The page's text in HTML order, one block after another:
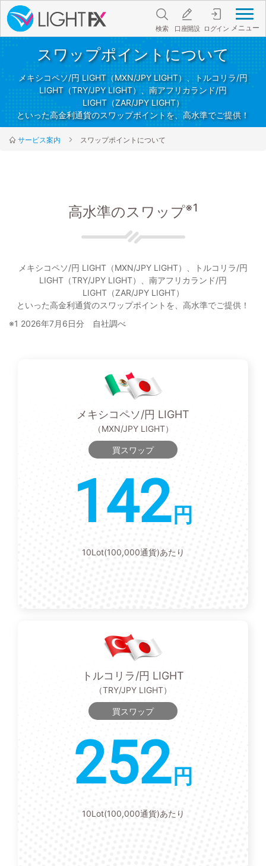
メニュー
検索 口座開設 ログイン
スワップポイントについて
メキシコペソ/円 LIGHT（MXN/JPY LIGHT）、トルコリラ/円
LIGHT（TRY/JPY LIGHT）、南アフリカランド/円
LIGHT（ZAR/JPY LIGHT）
といった高金利通貨のスワップポイントを、高水準でご提供！
サービス案内 スワップポイントについて
高水準のスワップ※1
メキシコペソ/円 LIGHT（MXN/JPY LIGHT）、トルコリラ/円
LIGHT（TRY/JPY LIGHT）、南アフリカランド/円
LIGHT（ZAR/JPY LIGHT）
といった高金利通貨のスワップポイントを、高水準でご提供！
※1 2026年7月6日分 自社調べ
メキシコペソ/円 LIGHT
（MXN/JPY LIGHT）
買スワップ
142 円
10Lot(100,000通貨)あたり
トルコリラ/円 LIGHT
（TRY/JPY LIGHT）
買スワップ
252 円
10Lot(100,000通貨)あたり